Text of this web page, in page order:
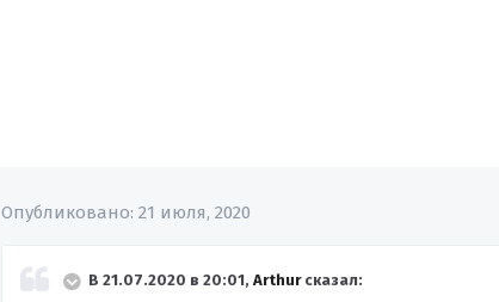
Опубликовано:21 июля, 2020
В 21.07.2020 в 20:01,Arthurсказал: